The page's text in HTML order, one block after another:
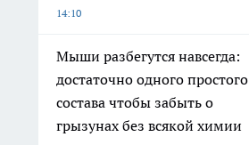
14:10
Мыши разбегутся навсегда:
достаточно одного простого
состава чтобы забыть о
грызунах без всякой химии